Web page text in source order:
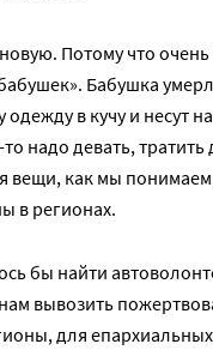
Потому что
Бабушка
одежду в кучу и несут
надо девать,
вещи, как мы
в регионах.
бы найти
вывозить
для